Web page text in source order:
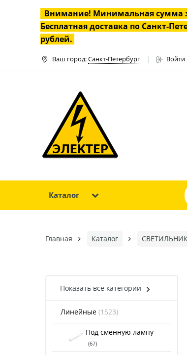
Внимание! Минимальная сумма
Бесплатная доставка по Санкт-
рублей.
Ваш город:Санкт-Петербург Войти
Каталог
Главная Каталог
Показать все категории
Линейные (1523)
Под сменную лампу
(67)